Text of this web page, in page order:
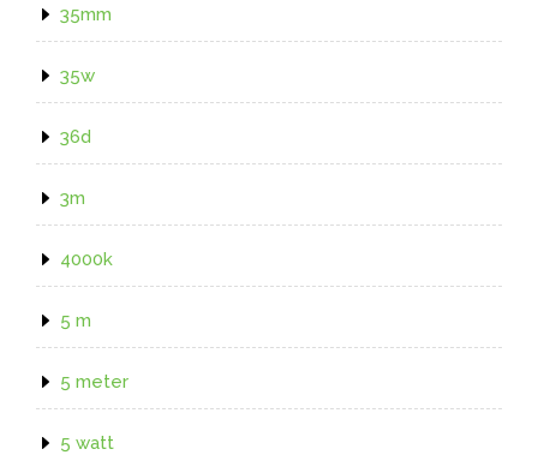
35mm
35w
36d
3m
4000k
5 m
5 meter
5 watt